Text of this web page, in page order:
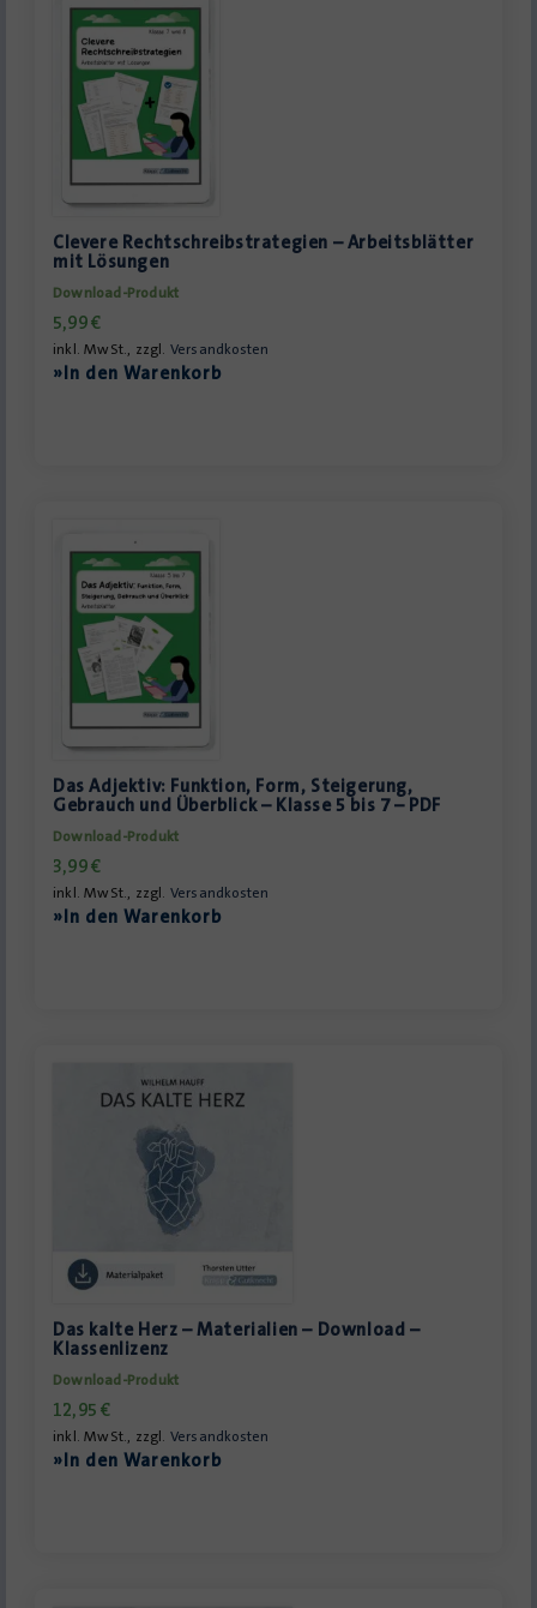
Clevere Rechtschreibstrategien – Arbeitsblätter
mit Lösungen
Download-Produkt
5,99€
inkl. MwSt., zzgl. Versandkosten
»In den Warenkorb
Das Adjektiv: Funktion, Form, Steigerung,
Gebrauch und Überblick – Klasse 5 bis 7 – PDF
Download-Produkt
3,99€
inkl. MwSt., zzgl. Versandkosten
»In den Warenkorb
Das kalte Herz – Materialien – Download –
Klassenlizenz
Download-Produkt
12,95€
inkl. MwSt., zzgl. Versandkosten
»In den Warenkorb